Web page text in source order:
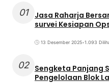
01
Jasa Raharja
survei Kesiapan
13 Desember 2025•1.093
02 Sengketa Panjang
Pengelolaan Blok